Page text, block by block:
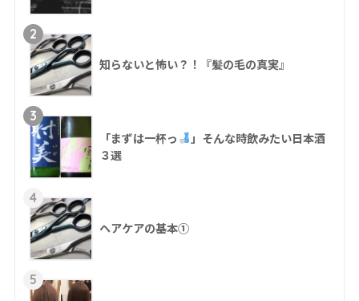
2
知らないと怖い？！『髪の毛の真実』
3
「まずは一杯っ
」そんな時飲みたい日本酒
３選
4
ヘアケアの基本①
5